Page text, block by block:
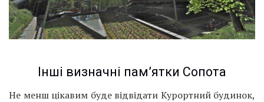
Інші визначні пам’ятки Сопота
Не менш цікавим буде відвідати Курортний будинок,